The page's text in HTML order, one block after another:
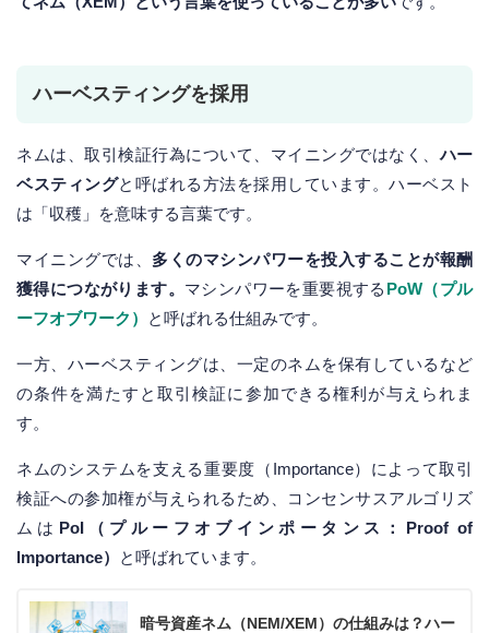
ハーベスティングを採用
ネムは、取引検証行為について、マイニングではなく、ハー
ベスティングと呼ばれる方法を採用しています。ハーベスト
は「収穫」を意味する言葉です。
マイニングでは、 多くのマシンパワーを投入することが報酬
獲得につながります。 マシンパワーを重要視する PoW（プル
ーフオブワーク）
と呼ばれる仕組みです。
一方、ハーベスティングは、一定のネムを保有しているなど
の条件を満たすと取引検証に参加できる権利が与えられま
す。
ネムのシステムを支える重要度（Importance）によって取引
検証への参加権が与えられるため、コンセンサスアルゴリズ
ムは PoI（プルーフオブインポータンス：Proof of
Importance）
と呼ばれています。
暗号資産ネム（NEM/XEM）の仕組みは？ハー